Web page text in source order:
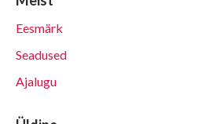
Eesmärk
Seadused
Ajalugu